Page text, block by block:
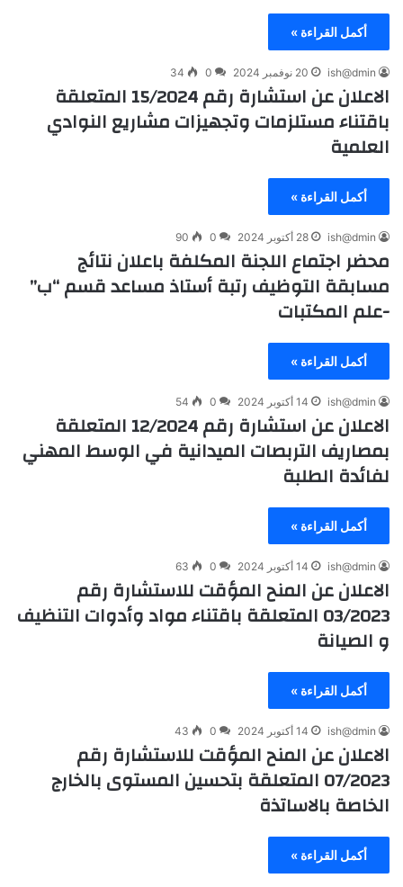
أكمل القراءة »
ish@dmin 20 نوفمبر 2024 0
34
الاعلان عن استشارة رقم 15/2024 المتعلقة
باقتناء مستلزمات وتجهيزات مشاريع النوادي
العلمية
أكمل القراءة »
ish@dmin 28 أكتوبر 2024 0
90
محضر اجتماع اللجنة المكلفة باعلان نتائج
مسابقة التوظيف رتبة أستاذ مساعد قسم “ب”
-علم المكتبات
أكمل القراءة »
ish@dmin 14 أكتوبر 2024 0
54
الاعلان عن استشارة رقم 12/2024 المتعلقة
بمصاريف التربصات الميدانية في الوسط المهني
لفائدة الطلبة
أكمل القراءة »
ish@dmin 14 أكتوبر 2024 0
63
الاعلان عن المنح المؤقت للاستشارة رقم
03/2023 المتعلقة باقتناء مواد وأدوات التنظيف
و الصيانة
أكمل القراءة »
ish@dmin 14 أكتوبر 2024 0
43
الاعلان عن المنح المؤقت للاستشارة رقم
07/2023 المتعلقة بتحسين المستوى بالخارج
الخاصة بالاساتذة
أكمل القراءة »